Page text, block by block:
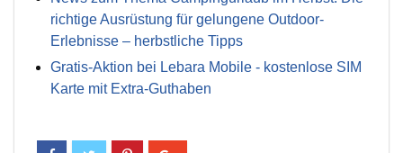
richtige Ausrüstung für gelungene Outdoor-
Erlebnisse – herbstliche Tipps
Gratis-Aktion bei Lebara Mobile - kostenlose SIM
Karte mit Extra-Guthaben